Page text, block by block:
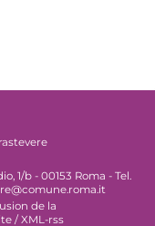
1/b - 00153 Roma - Tel.
de la
/ XML-rss